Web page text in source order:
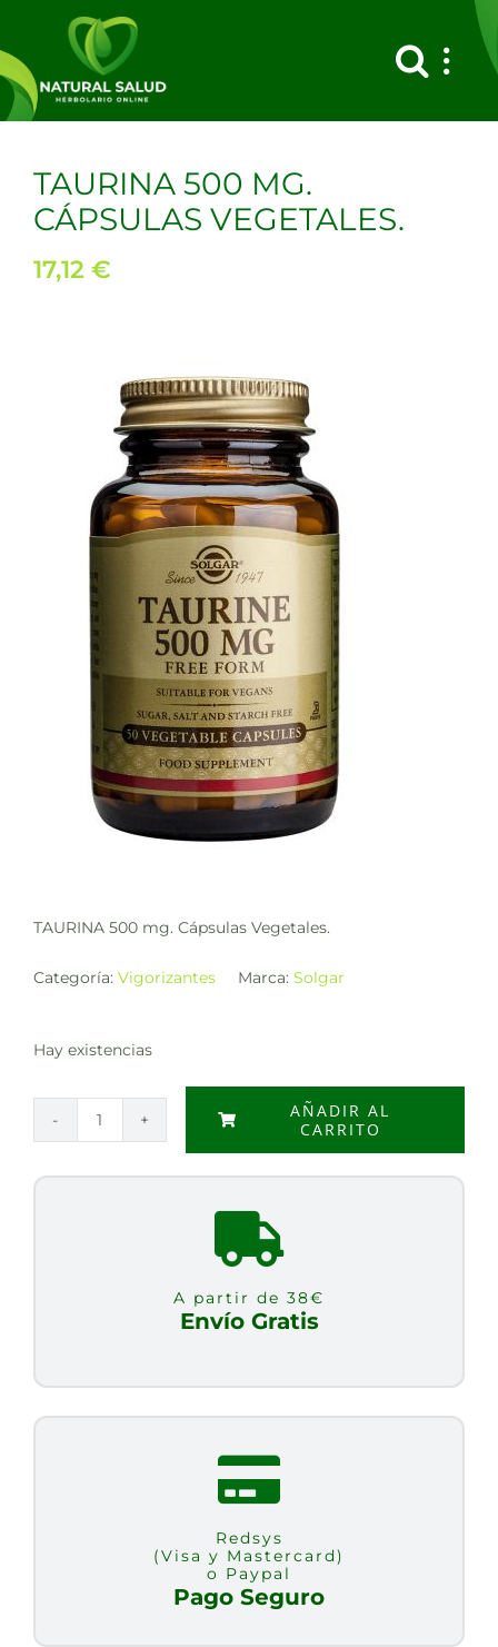
contenido
TAURINA 500 MG.
CÁPSULAS VEGETALES.
17,12 €
TAURINA 500 mg. Cápsulas Vegetales.
Categoría: Vigorizantes Marca: Solgar
Hay existencias
TAURINA
AÑADIR AL
CARRITO
A partir de 38€
Envío Gratis
Redsys
(Visa y Mastercard)
o Paypal
Pago Seguro